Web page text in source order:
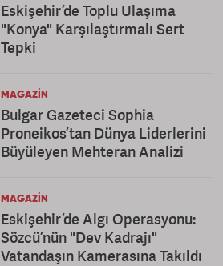
Eskişehir’de Toplu Ulaşıma
"Konya" Karşılaştırmalı Sert
Tepki
MAGAZIN
Bulgar Gazeteci Sophia
Proneikos’tan Dünya Liderlerini
Büyüleyen Mehteran Analizi
MAGAZIN
Eskişehir’de Algı Operasyonu:
Sözcü’nün "Dev Kadrajı"
Vatandaşın Kamerasına Takıldı